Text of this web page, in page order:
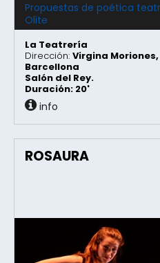
Propuestas de poética
Olite
La Teatrería
Dirección: Virgina
Barcellona
Salón del Rey.
Duración: 20'
info
ROSAURA